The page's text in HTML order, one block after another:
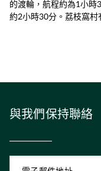
的渡輪，航程約為1小時
約2小時30分。荔枝窩村
與我們保持聯絡